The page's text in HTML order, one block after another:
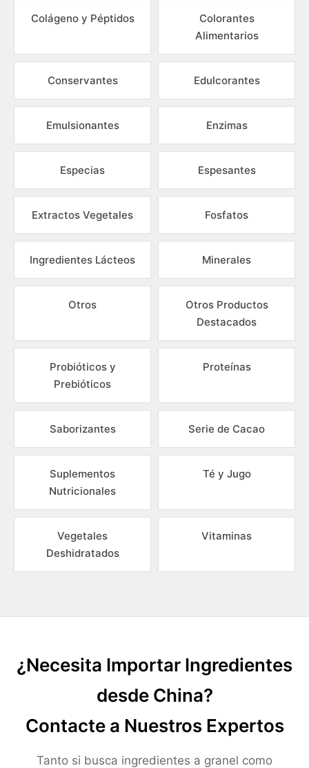
Colágeno y Péptidos
Colorantes
Alimentarios
Conservantes Edulcorantes
Emulsionantes Enzimas
Especias Espesantes
Extractos Vegetales Fosfatos
Ingredientes Lácteos Minerales
Otros
Otros Productos
Destacados
Probióticos y
Prebióticos
Proteínas
Saborizantes Serie de Cacao
Suplementos
Nutricionales
Té y Jugo
Vegetales
Deshidratados
Vitaminas
¿Necesita Importar Ingredientes
desde China?
Contacte a Nuestros Expertos
Tanto si busca ingredientes a granel como